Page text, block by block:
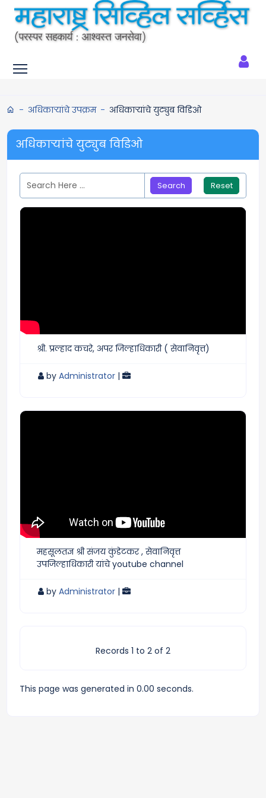
अधिकाऱ्यांचे उपक्रम अधिकाऱ्यांचे युट्युब विडिओ
अधिकाऱ्यांचे युट्युब विडिओ
Reset
श्री. प्रल्हाद कचरे, अपर जिल्हाधिकारी ( सेवानिवृत्त)
byAdministrator |
महसूलतज्ञ श्री संजय कुंडेटकर , सेवानिवृत्त
उपजिल्हाधिकारी यांचे youtube channel
byAdministrator |
Records 1 to 2 of 2
This page was generated in 0.00 seconds.